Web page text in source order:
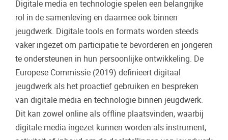
Digitale media en technologie spelen een belangrijke
rol in de samenleving en daarmee ook binnen
jeugdwerk. Digitale tools en formats worden steeds
vaker ingezet om participatie te bevorderen en jongeren
te ondersteunen in hun persoonlijke ontwikkeling. De
Europese Commissie (2019) definieert digitaal
jeugdwerk als het proactief gebruiken en bespreken
van digitale media en technologie binnen jeugdwerk.
Dit kan zowel online als offline plaatsvinden, waarbij
digitale media ingezet kunnen worden als instrument,